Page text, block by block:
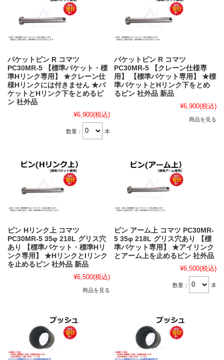
バケットピン R コマツ
PC30MR-5 【標準バケット・標
準Hリンク専用】 ★クレーン仕
様Hリンクには付きません ★バ
ケットとHリンク下をとめるピ
ン 社外品
¥6,900(税込)
数量： 本
バケットピン R コマツ
PC30MR-5 【クレーン仕様専
用】 【標準バケット専用】 ★標
準バケットとHリンク下をとめ
るピン 社外品 新品
¥6,900(税込)
商品を見る
ピン Hリンク上 コマツ
PC30MR-5 35φ 218L グリス穴
あり 【標準バケット・標準Hリ
ンク専用】 ★HリンクとIリンク
を止めるピン 社外品 新品
¥6,500(税込)
商品を見る
ピン アーム上 コマツ PC30MR-
5 35φ 218L グリス穴あり 【標
準バケット専用】 ★アイリンク
とアーム上を止めるピン 社外品
¥6,500(税込)
数量： 本